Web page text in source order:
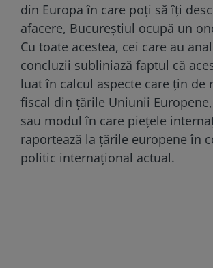
din Europa în care poți să îți
afacere, Bucureștiul ocupă un
Cu toate acestea, cei care au
concluzii subliniază faptul că
luat în calcul aspecte care țin de
fiscal din țările Uniunii
sau modul în care piețele
raportează la țările europene în
politic internațional actual.